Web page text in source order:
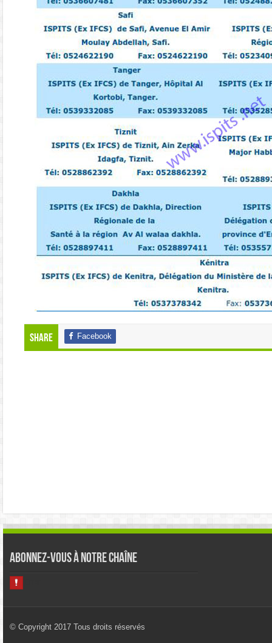
Share Facebook
Abonnez-vous à notre chaîne
© Copyright 2017 Tous droits réservés